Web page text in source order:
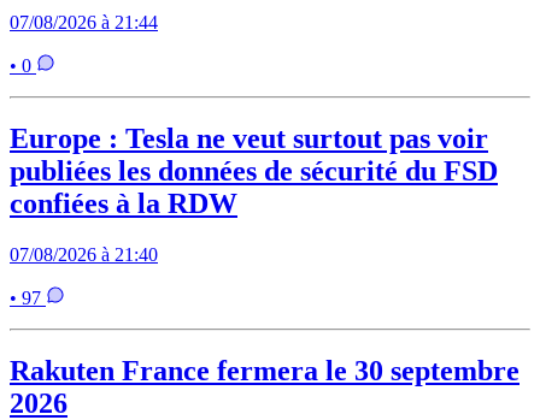
07/08/2026 à 21:44
• 0
Europe : Tesla ne veut surtout pas voir
publiées les données de sécurité du FSD
confiées à la RDW
07/08/2026 à 21:40
• 97
Rakuten France fermera le 30 septembre
2026